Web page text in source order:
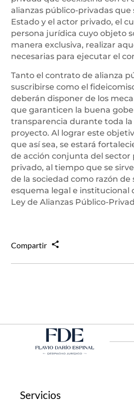
alianzas público-privadas que
Estado y el actor privado, el
persona jurídica cuyo objeto
manera exclusiva, realizar
necesarias para ejecutar el
Tanto el contrato de alianza
suscribirse como el
deberán disponer de los
que garanticen la buena
transparencia durante toda
proyecto. Al lograr este
que así sea, se estará
de acción conjunta del sector
privado, al tiempo que se
de la sociedad como razón de
esquema legal e institucional
Ley de Alianzas Público-
Compartir
Servicios